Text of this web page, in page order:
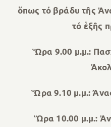
ὅπως τό βράδυ τῆς
τό ἑξῆς
Ὥρα 9.00 μ.μ.:
Ὥρα 9.10 μ.μ.:
Ὥρα 10.00 μ.μ.: